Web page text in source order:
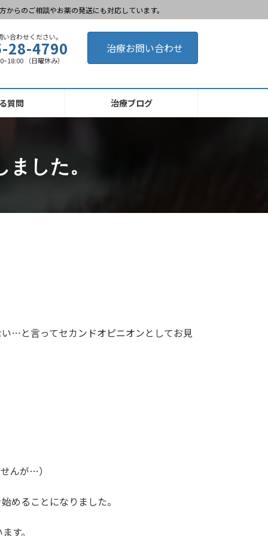
らのご相談やお薬の発送にも対応しています。
合わせください。
28-4790
（日曜休み）
治療お問い合わせ
質問 治療ブログ
ました。
…と言ってセカンドオピニオンとしてお見
んが…）
めることになりました。
す。